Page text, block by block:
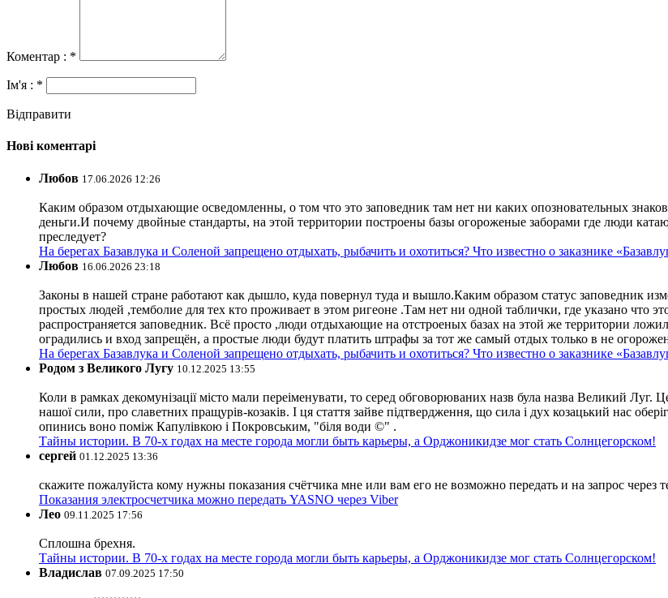
Коментар : *
Ім'я : *
Відправити
Нові коментарі
Любов 17.06.2026 12:26
Каким образом отдыхающие осведомленны, о том что это заповедник там нет ни каких опозновательных
деньги.И почему двойные стандарты, на этой территории построены базы огороженые заборами где люди
преследует?
На берегах Базавлука и Соленой запрещено отдыхать, рыбачить и охотиться? Что известно о заказнике
Любов 16.06.2026 23:18
Законы в нашей стране работают как дышло, куда повернул туда и вышло.Каким образом статус заповедник
простых людей ,темболие для тех кто проживает в этом ригеоне .Там нет ни одной таблички, где указано что
распространяется заповедник. Всё просто ,люди отдыхающие на отстроеных базах на этой же территории
оградились и вход запрещён, а простые люди будут платить штрафы за тот же самый отдых только в не
На берегах Базавлука и Соленой запрещено отдыхать, рыбачить и охотиться? Что известно о заказнике
Родом з Великого Лугу 10.12.2025 13:55
Коли в рамках декомунізації місто мали переіменувати, то серед обговорюваних назв була назва Великий
нашої сили, про славетних пращурів-козаків. І ця стаття зайве підтвердження, що сила і дух козацький нас
опинись воно поміж Капулівкою і Покровським, "біля води ©" .
Тайны истории. В 70-х годах на месте города могли быть карьеры, а Орджоникидзе мог стать Солнцегорском!
сергей 01.12.2025 13:36
скажите пожалуйста кому нужны показания счётчика мне или вам его не возможно передать и на запрос через
Показания электросчетчика можно передать YASNO через Viber
Лео 09.11.2025 17:56
Сплошна брехня.
Тайны истории. В 70-х годах на месте города могли быть карьеры, а Орджоникидзе мог стать Солнцегорском!
Владислав 07.09.2025 17:50